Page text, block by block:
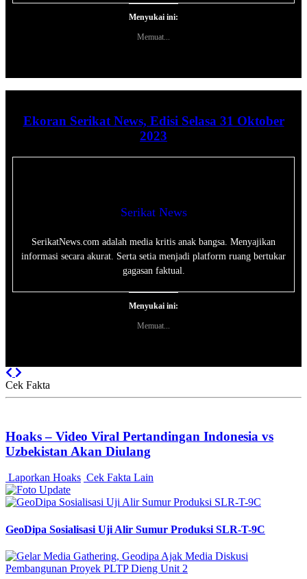
Menyukai ini:
Memuat...
Ekoran Serikat News, Edisi Selasa 31 Oktober
2023
Serikat News
SerikatNews.com adalah media kritis anak bangsa. Menyajikan
informasi secara akurat. Serta setia menjadi platform ruang bertukar
gagasan faktual.
Menyukai ini:
Memuat...
Previous
Cek Fakta
Hoaks – Video Viral Pertandingan Indonesia vs
Uzbekistan Akan Diulang
Laporkan Hoaks Cek Fakta Lain
GeoDipa Sosialisasi Uji Alir Sumur Produksi SLR-T-9C